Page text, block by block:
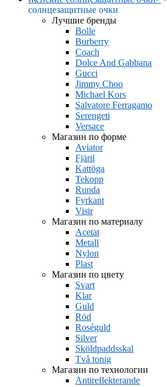
солнцезащитные очки
Лучшие бренды
Bolle
Burberry
Coach
Dolce And Gabbana
Gucci
Jimmy Choo
Michael Kors
Salvatore Ferragamo
Serengeti
Versace
Магазин по форме
Aviator
Fjäril
Kattöga
Tekopp
Runda
Fyrkant
Visir
Магазин по материалу
Acetat
Metall
Nylon
Plast
Магазин по цвету
Svart
Klar
Guld
Röd
Roséguld
Silver
Sköldpaddsskal
Två tonig
Магазин по технологии
Antireflekterande